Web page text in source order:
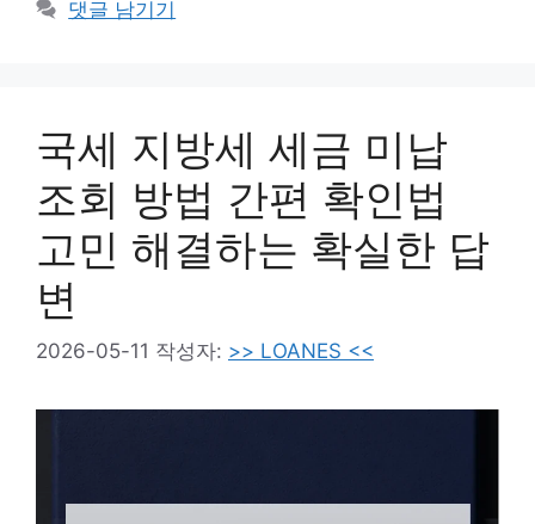
고
댓글 남기기
국세 지방세 세금 미납
조회 방법 간편 확인법
고민 해결하는 확실한 답
변
2026-05-11 작성자: >> LOANES <<